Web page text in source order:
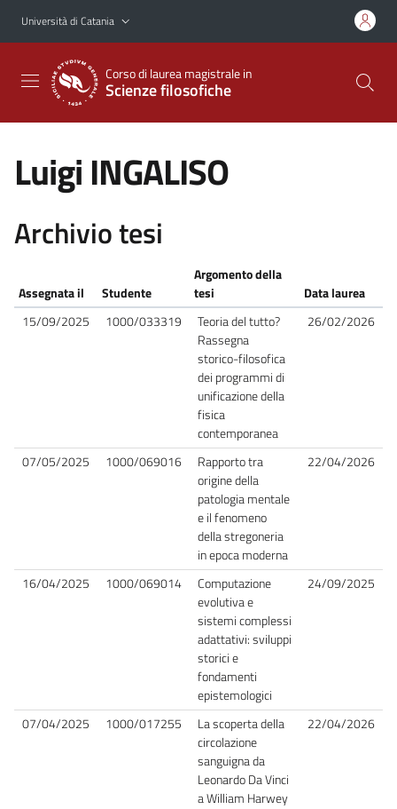
Vai al contenuto principale
Vai al menu di navigazione
Università di Catania
Corso di laurea magistrale in
Scienze filosofiche
Luigi INGALISO
Archivio tesi
Assegnata il Studente
Argomento della
tesi
Data laurea
15/09/2025
1000/033319
Teoria del tutto?
Rassegna
storico-filosofica
dei programmi di
unificazione della
fisica
contemporanea
26/02/2026
07/05/2025 1000/069016
Rapporto tra
origine della
patologia mentale
e il fenomeno
della stregoneria
in epoca moderna
22/04/2026
16/04/2025 1000/069014
Computazione
evolutiva e
sistemi complessi
adattativi: sviluppi
storici e
fondamenti
epistemologici
24/09/2025
07/04/2025 1000/017255
La scoperta della
circolazione
sanguigna da
Leonardo Da Vinci
a William Harwey
22/04/2026